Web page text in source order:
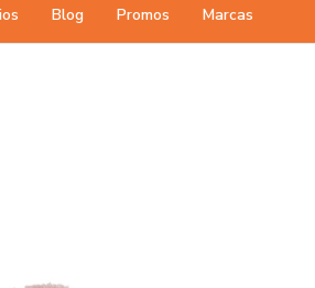
Blog Promos Marcas